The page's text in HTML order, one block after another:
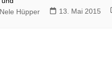
Nele Hüpper
13. Mai 2015